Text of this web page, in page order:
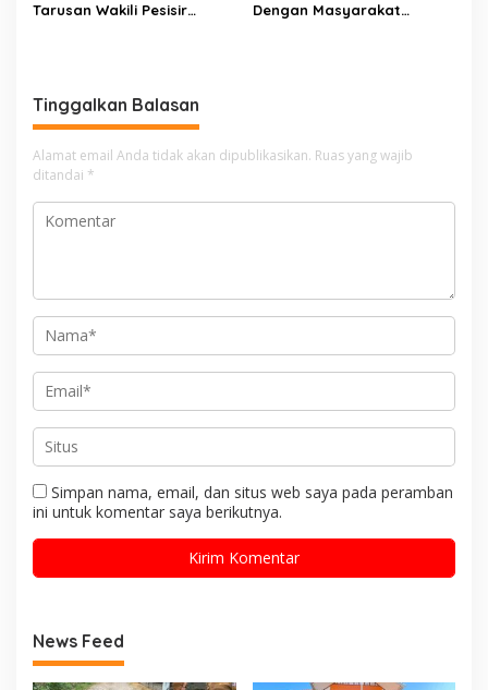
Tarusan Wakili Pesisir
Dengan Masyarakat
Tinggalkan Balasan
Alamat email Anda tidak akan dipublikasikan. Ruas yang wajib
ditandai *
Simpan nama, email, dan situs web saya pada peramban
ini untuk komentar saya berikutnya.
News Feed